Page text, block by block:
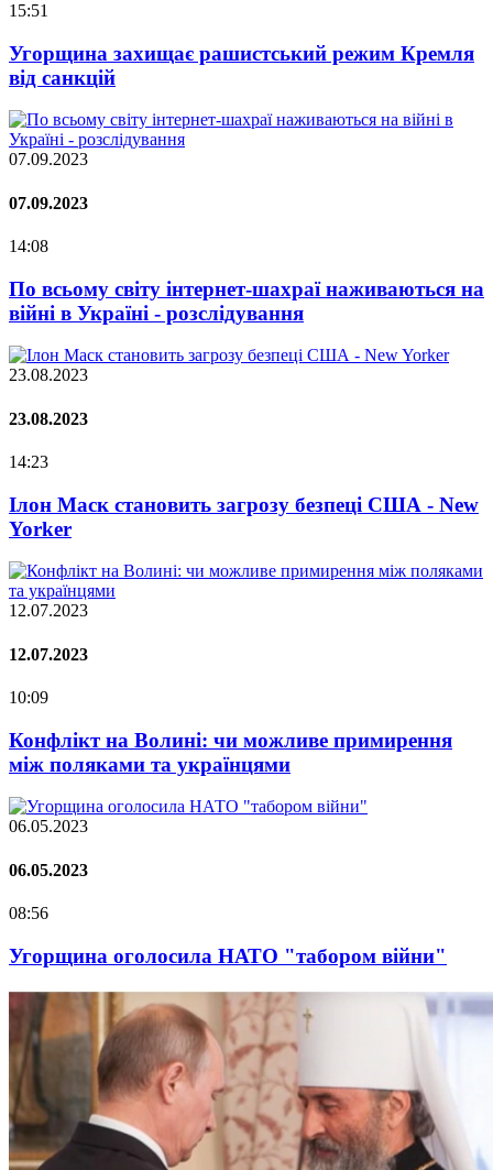
15:51
Угорщина захищає рашистський режим Кремля
від санкцій
07.09.2023
07.09.2023
14:08
По всьому світу інтернет-шахраї наживаються на
війні в Україні - розслідування
23.08.2023
23.08.2023
14:23
Ілон Маск становить загрозу безпеці США - New
Yorker
12.07.2023
12.07.2023
10:09
Конфлікт на Волині: чи можливе примирення
між поляками та українцями
06.05.2023
06.05.2023
08:56
Угорщина оголосила НАТО "табором війни"